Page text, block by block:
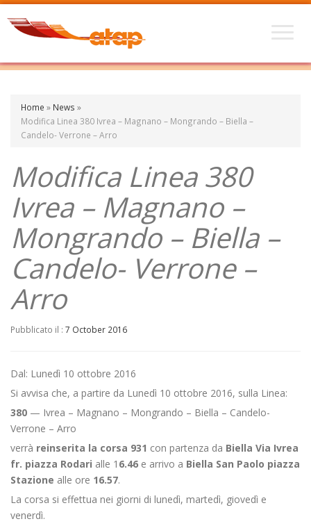
Home » News »
Modifica Linea 380 Ivrea – Magnano – Mongrando – Biella –
Candelo- Verrone – Arro
Modifica Linea 380
Ivrea – Magnano –
Mongrando – Biella –
Candelo- Verrone –
Arro
Pubblicato il : 7 October 2016
Dal: Lunedì 10 ottobre 2016
Si avvisa che, a partire da Lunedì 10 ottobre 2016, sulla Linea:
380 — Ivrea – Magnano – Mongrando – Biella – Candelo-
Verrone – Arro
verrà reinserita la corsa 931 con partenza da Biella Via Ivrea
fr. piazza Rodari alle 1 6.46 e arrivo a Biella San Paolo piazza
Stazione alle ore 16.57.
La corsa si effettua nei giorni di lunedì, martedì, giovedì e
venerdì.